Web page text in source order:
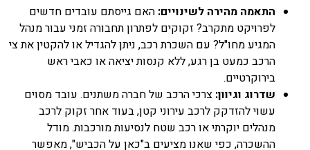
התאמה מהירה לשינויים: האם גייסתם עובדים חדשים
לפרויקט מתקרב? זקוקים לפתרון תחבורה זמני עבור מנהל
המגיע מחו"ל? עם השכרת רכב, ניתן להגדיל או להקטין את צי
הרכב כמעט בן רגע, ללא קנסות יציאה או כאבי ראש
בירוקרטיים.
שדרוג וגיוון: צרכי הרכב של חברה משתנים. עובד מסוים
עשוי להזדקק לרכב עירוני קטן, בעוד אחר זקוק לרכב
מנהלים יוקרתי או רכב שטח לנסיעות מורכבות. מודל
ההשכרה, כפי שאנו מציעים ב"כאן על הכביש", מאפשר